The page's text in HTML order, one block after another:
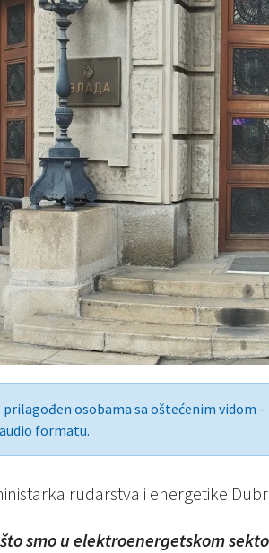
osobama sa oštećenim vidom
formatu.
rudarstva i energetike
što smo u elektroenergetskom